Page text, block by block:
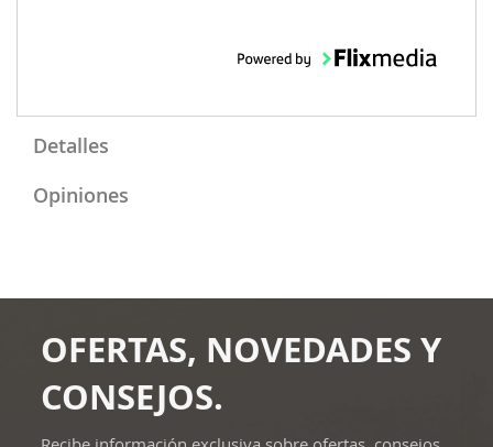
Detalles
Opiniones
OFERTAS, NOVEDADES Y
CONSEJOS.